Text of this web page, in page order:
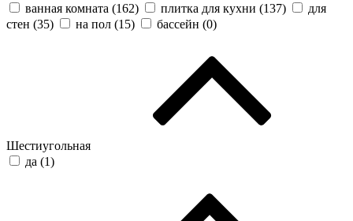
ванная комната (162) плитка для кухни (137)
для
стен (35) на пол (15) бассейн (0)
Шестиугольная
да (1)